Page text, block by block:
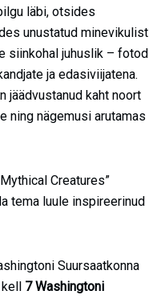
läbi, otsides
unustatud minevikulist
siinkohal juhuslik – fotod
ja edasiviijatena.
jäädvustanud kaht noort
ning nägemusi arutamas
Creatures”
tema luule inspireerinud
Suursaatkonna
7 Washingtoni